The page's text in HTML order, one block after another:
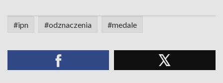
#ipn #odznaczenia #medale